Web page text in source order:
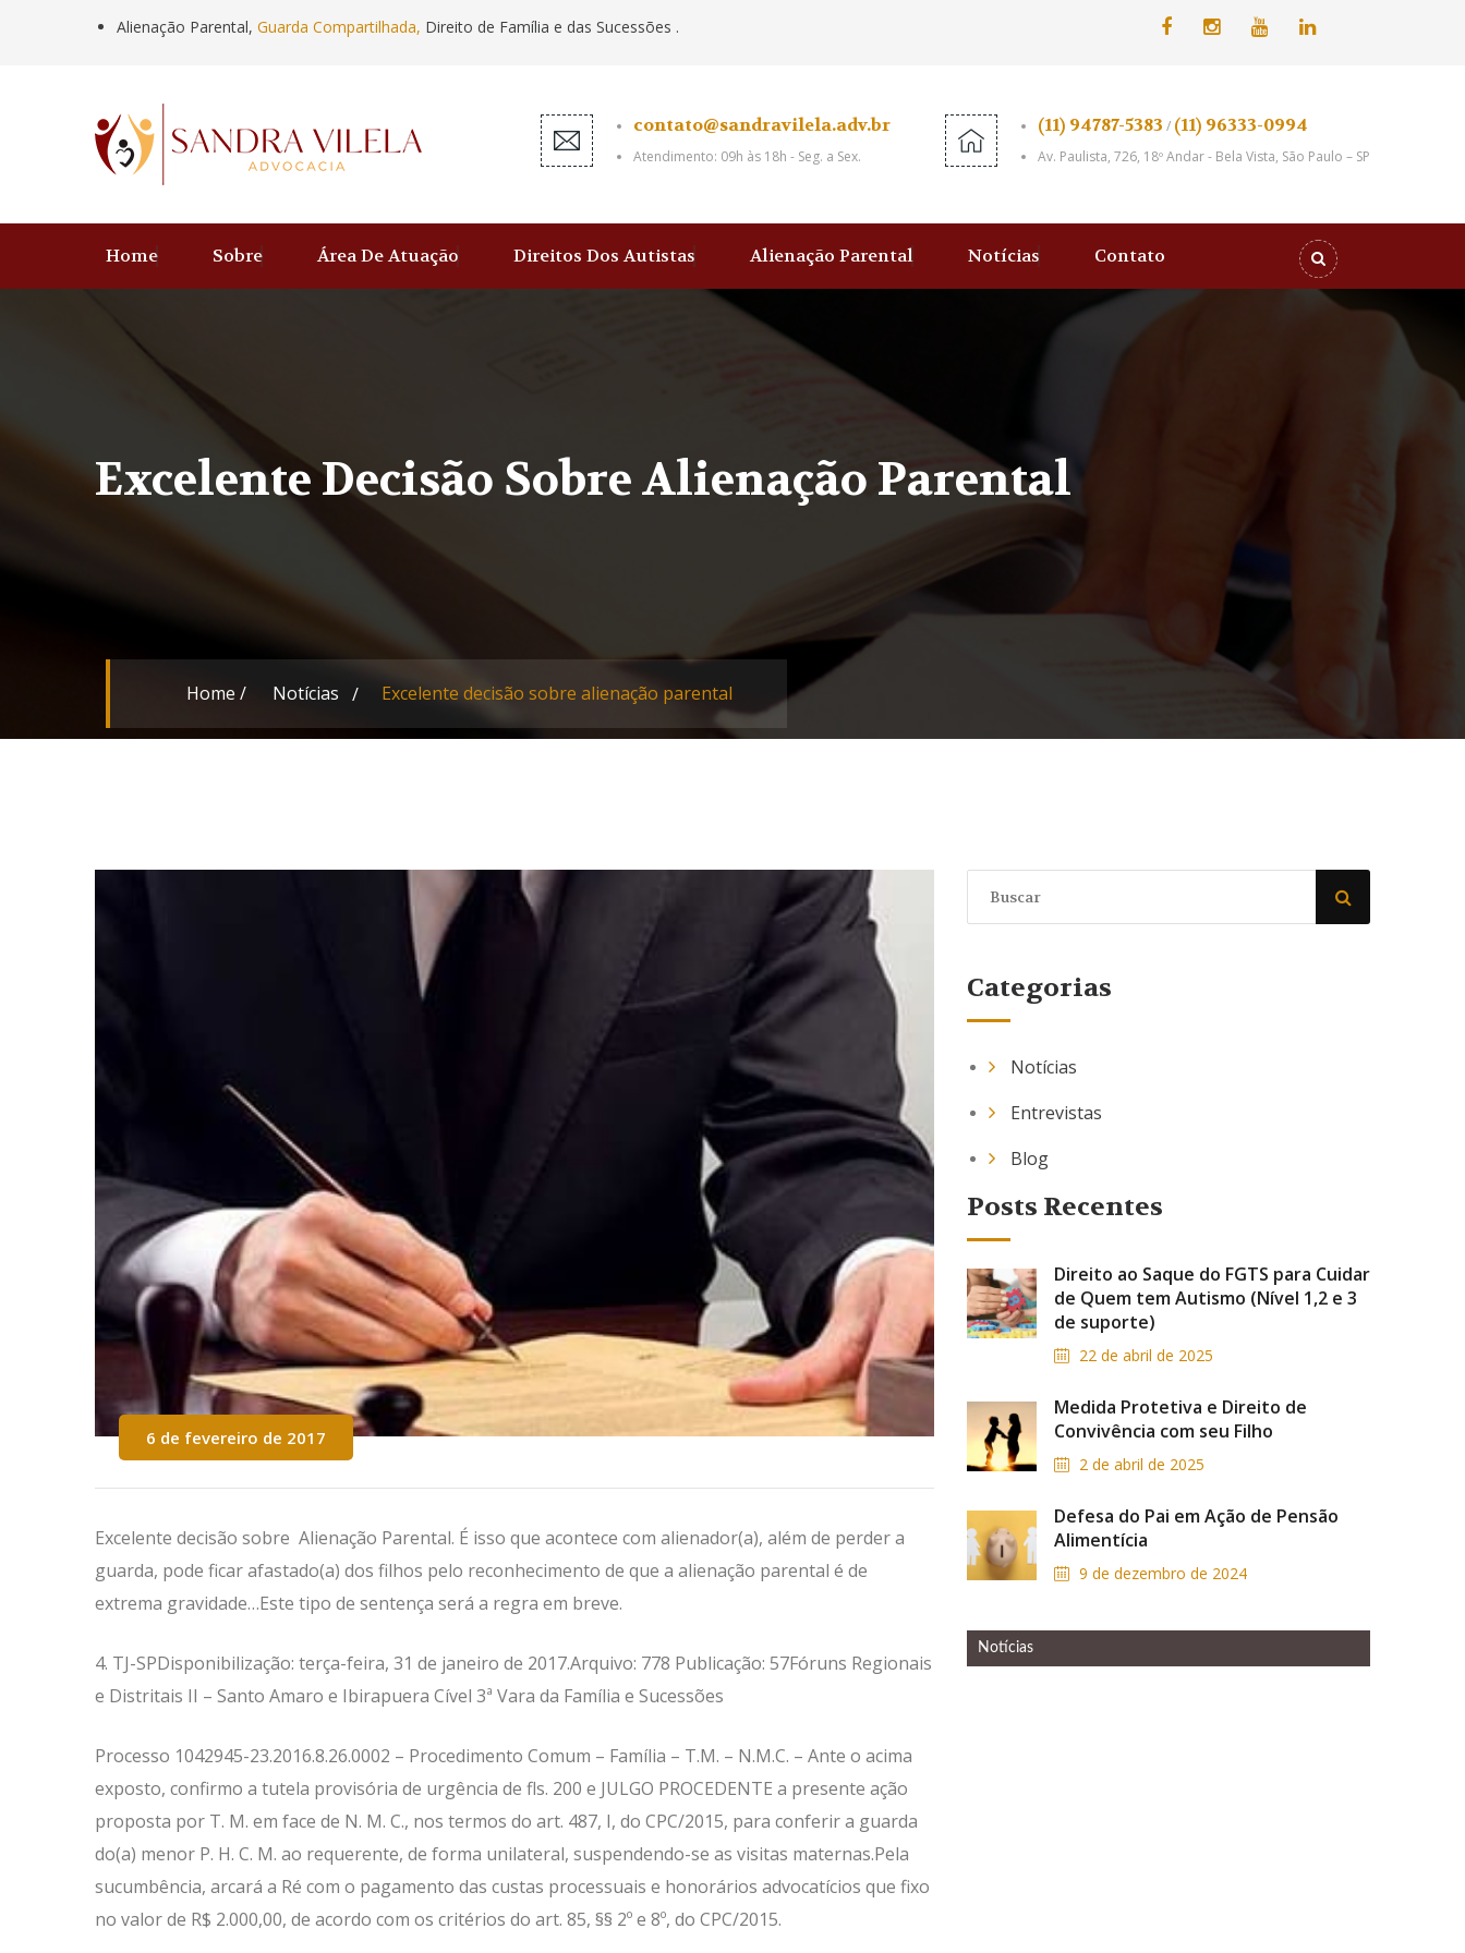
Alienação Parental, Guarda Compartilhada, Direito de Família e das Sucessões .
contato@sandravilela.adv.br
Atendimento: 09h às 18h - Seg. a Sex.
(11) 94787-5383 / (11) 96333-0994
Av. Paulista, 726, 18º Andar - Bela Vista, São Paulo – SP
Home Sobre Área De Atuação Direitos Dos Autistas Alienação Parental Notícias Contato
Excelente Decisão Sobre Alienação Parental
Home / Notícias Excelente decisão sobre alienação parental
6 de fevereiro de 2017
Excelente decisão sobre Alienação Parental. É isso que acontece com alienador(a), além de perder a
guarda, pode ficar afastado(a) dos filhos pelo reconhecimento de que a alienação parental é de
extrema gravidade…Este tipo de sentença será a regra em breve.
4. TJ-SPDisponibilização: terça-feira, 31 de janeiro de 2017.Arquivo: 778 Publicação: 57Fóruns Regionais
e Distritais II – Santo Amaro e Ibirapuera Cível 3ª Vara da Família e Sucessões
Processo 1042945-23.2016.8.26.0002 – Procedimento Comum – Família – T.M. – N.M.C. – Ante o acima
exposto, confirmo a tutela provisória de urgência de fls. 200 e JULGO PROCEDENTE a presente ação
proposta por T. M. em face de N. M. C., nos termos do art. 487, I, do CPC/2015, para conferir a guarda
do(a) menor P. H. C. M. ao requerente, de forma unilateral, suspendendo-se as visitas maternas.Pela
sucumbência, arcará a Ré com o pagamento das custas processuais e honorários advocatícios que fixo
no valor de R$ 2.000,00, de acordo com os critérios do art. 85, §§ 2º e 8º, do CPC/2015.
Categorias
Notícias
Entrevistas
Blog
Posts Recentes
Direito ao Saque do FGTS para Cuidar
de Quem tem Autismo (Nível 1,2 e 3
de suporte)
22 de abril de 2025
Medida Protetiva e Direito de
Convivência com seu Filho
2 de abril de 2025
Defesa do Pai em Ação de Pensão
Alimentícia
9 de dezembro de 2024
Notícias